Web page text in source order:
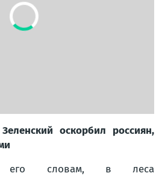
оскорбил россиян,
его словам, в леса